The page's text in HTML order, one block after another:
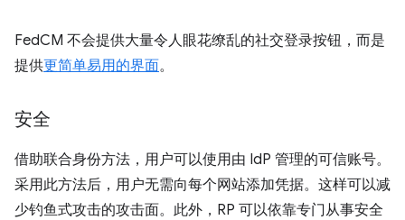
FedCM 不会提供大量令人眼花缭乱的社交登录按钮，而是
提供更简单易用的界面。
安全
借助联合身份方法，用户可以使用由 IdP 管理的可信账号。
采用此方法后，用户无需向每个网站添加凭据。这样可以减
少钓鱼式攻击的攻击面。此外，RP 可以依靠专门从事安全